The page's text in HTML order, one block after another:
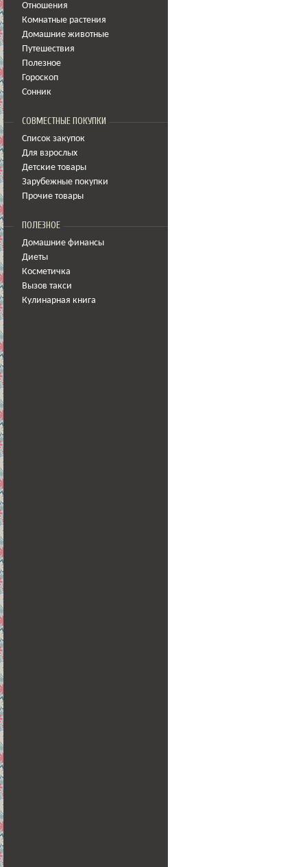
Отношения
Комнатные растения
Домашние животные
Путешествия
Полезное
Гороскоп
Сонник
СОВМЕСТНЫЕ ПОКУПКИ
Список закупок
Для взрослых
Детские товары
Зарубежные покупки
Прочие товары
ПОЛЕЗНОЕ
Домашние финансы
Диеты
Косметичка
Вызов такси
Кулинарная книга